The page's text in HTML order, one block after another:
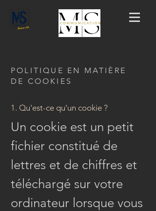
POLITIQUE EN MATIÈRE
DE COOKIES
1. Qu'est-ce qu'un cookie ?
Un cookie est un petit
fichier constitué de
lettres et de chiffres et
téléchargé sur votre
ordinateur lorsque vous